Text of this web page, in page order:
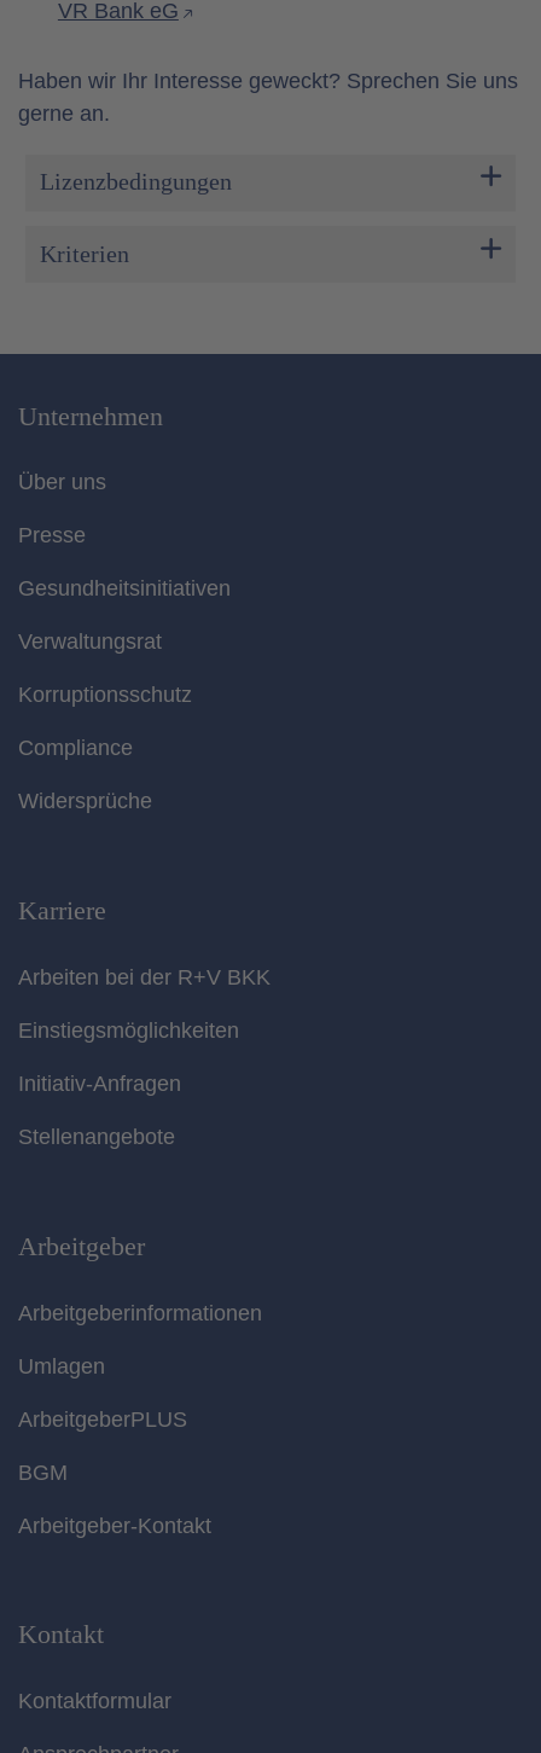
VR Bank eG
Haben wir Ihr Interesse geweckt? Sprechen Sie uns
gerne an.
Lizenzbedingungen
Kriterien
Unternehmen
Über uns
Presse
Gesundheitsinitiativen
Verwaltungsrat
Korruptionsschutz
Compliance
Widersprüche
Karriere
Arbeiten bei der R+V BKK
Einstiegsmöglichkeiten
Initiativ-Anfragen
Stellenangebote
Arbeitgeber
Arbeitgeberinformationen
Umlagen
ArbeitgeberPLUS
BGM
Arbeitgeber-Kontakt
Kontakt
Kontaktformular